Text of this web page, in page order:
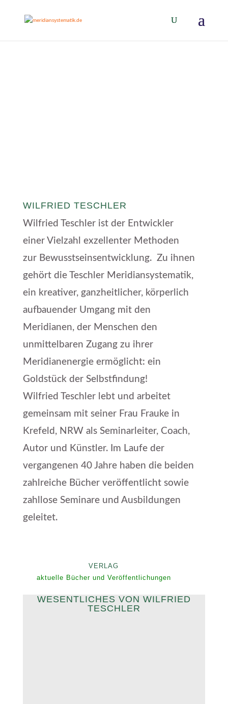
WILFRIED TESCHLER
Wilfried Teschler ist der Entwickler
einer Vielzahl exzellenter Methoden
zur Bewusstseinsentwicklung. Zu ihnen
gehört die Teschler Meridiansystematik,
ein kreativer, ganzheitlicher, körperlich
aufbauender Umgang mit den
Meridianen, der Menschen den
unmittelbaren Zugang zu ihrer
Meridianenergie ermöglicht: ein
Goldstück der Selbstfindung!
Wilfried Teschler lebt und arbeitet
gemeinsam mit seiner Frau Frauke in
Krefeld, NRW als Seminarleiter, Coach,
Autor und Künstler. Im Laufe der
vergangenen 40 Jahre haben die beiden
zahlreiche Bücher veröffentlicht sowie
zahllose Seminare und Ausbildungen
geleitet.
VERLAG
aktuelle Bücher und Veröffentlichungen
WESENTLICHES VON WILFRIED
TESCHLER